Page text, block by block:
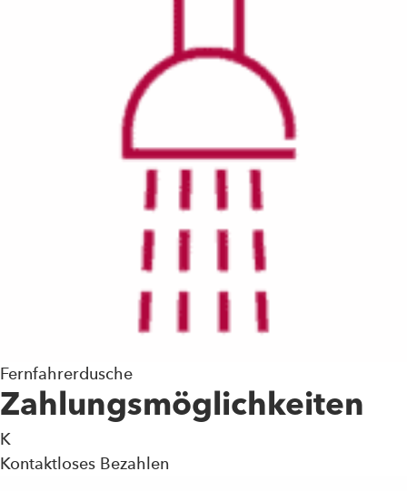
Fernfahrerdusche
Zahlungsmöglichkeiten
K
Kontaktloses Bezahlen